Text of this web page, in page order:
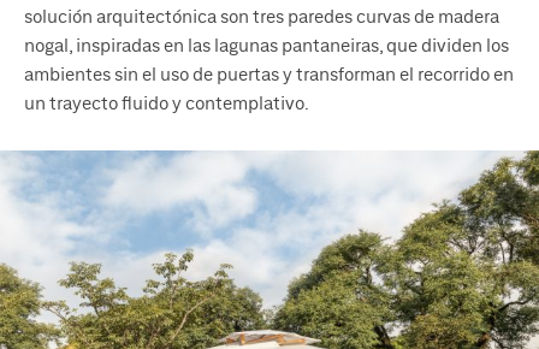
solución arquitectónica son tres paredes curvas de madera
nogal, inspiradas en las lagunas pantaneiras, que dividen los
ambientes sin el uso de puertas y transforman el recorrido en
un trayecto fluido y contemplativo.